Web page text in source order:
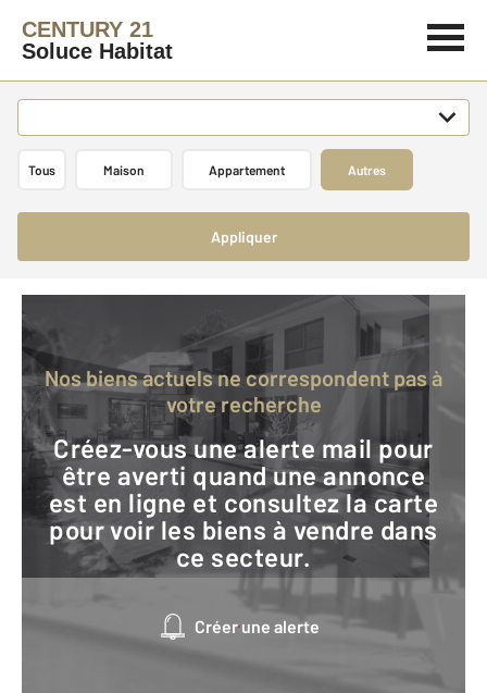
CENTURY 21
Soluce Habitat
Tous Maison Appartement Autres
Appliquer
Nos biens actuels ne correspondent pas à
votre recherche
Créez-vous une alerte mail pour
être averti quand une annonce
est en ligne et consultez la carte
pour voir les biens à vendre dans
ce secteur.
Créer une alerte